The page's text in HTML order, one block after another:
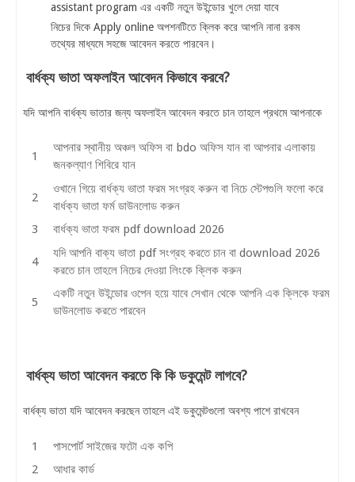
assistant program এর একটি নতুন উইন্ডোর খুলে দেয়া যাবে
নিচের দিকে Apply online অপশনটিতে ক্লিক করে আপনি নানা রকম
তথ্যের মাধ্যমে সহজে আবেদন করতে পারবেন।
বার্ধক্য ভাতা অফলাইন আবেদন কিভাবে করবে?
যদি আপনি বার্ধক্য ভাতার জন্য অফলাইন আবেদন করতে চান তাহলে প্রথমে আপনাকে
আপনার স্থানীয় অঞ্চল অফিস বা bdo অফিস যান বা আপনার এলাকায়
জনকল্যাণ শিবিরে যান
ওখানে গিয়ে বার্ধক্য ভাতা ফরম সংগ্রহ করুন বা নিচে স্টেপগুলি ফলো করে
বার্ধক্য ভাতা ফর্ম ডাউনলোড করুন
বার্ধক্য ভাতা ফরম pdf download 2026
যদি আপনি বাক্য ভাতা pdf সংগ্রহ করতে চান বা download 2026
করতে চান তাহলে নিচের দেওয়া লিংকে ক্লিক করুন
একটি নতুন উইন্ডোর ওপেন হয়ে যাবে সেখান থেকে আপনি এক ক্লিকে ফরম
ডাউনলোড করতে পারবেন
বার্ধক্য ভাতা আবেদন করতে কি কি ডকুমেন্ট লাগবে?
বার্ধক্য ভাতা যদি আবেদন করছেন তাহলে এই ডকুমেন্টগুলো অবশ্য পাশে রাখবেন
পাসপোর্ট সাইজের ফটো এক কপি
আধার কার্ড